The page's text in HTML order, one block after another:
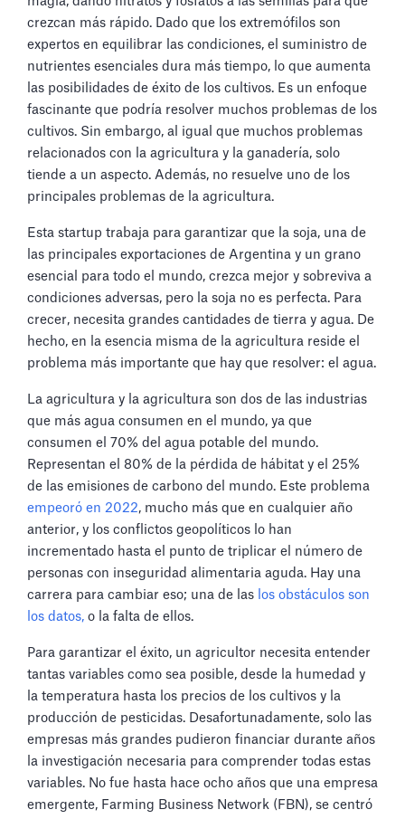
crezcan más rápido. Dado que los extremófilos son
expertos en equilibrar las condiciones, el suministro de
nutrientes esenciales dura más tiempo, lo que aumenta
las posibilidades de éxito de los cultivos. Es un enfoque
fascinante que podría resolver muchos problemas de los
cultivos. Sin embargo, al igual que muchos problemas
relacionados con la agricultura y la ganadería, solo
tiende a un aspecto. Además, no resuelve uno de los
principales problemas de la agricultura.
Esta startup trabaja para garantizar que la soja, una de
las principales exportaciones de Argentina y un grano
esencial para todo el mundo, crezca mejor y sobreviva a
condiciones adversas, pero la soja no es perfecta. Para
crecer, necesita grandes cantidades de tierra y agua. De
hecho, en la esencia misma de la agricultura reside el
problema más importante que hay que resolver: el agua.
La agricultura y la agricultura son dos de las industrias
que más agua consumen en el mundo, ya que
consumen el 70% del agua potable del mundo.
Representan el 80% de la pérdida de hábitat y el 25%
de las emisiones de carbono del mundo. Este problema
empeoró en 2022, mucho más que en cualquier año
anterior, y los conflictos geopolíticos lo han
incrementado hasta el punto de triplicar el número de
personas con inseguridad alimentaria aguda. Hay una
carrera para cambiar eso; una de las los obstáculos son
los datos, o la falta de ellos.
Para garantizar el éxito, un agricultor necesita entender
tantas variables como sea posible, desde la humedad y
la temperatura hasta los precios de los cultivos y la
producción de pesticidas. Desafortunadamente, solo las
empresas más grandes pudieron financiar durante años
la investigación necesaria para comprender todas estas
variables. No fue hasta hace ocho años que una empresa
emergente, Farming Business Network (FBN), se centró